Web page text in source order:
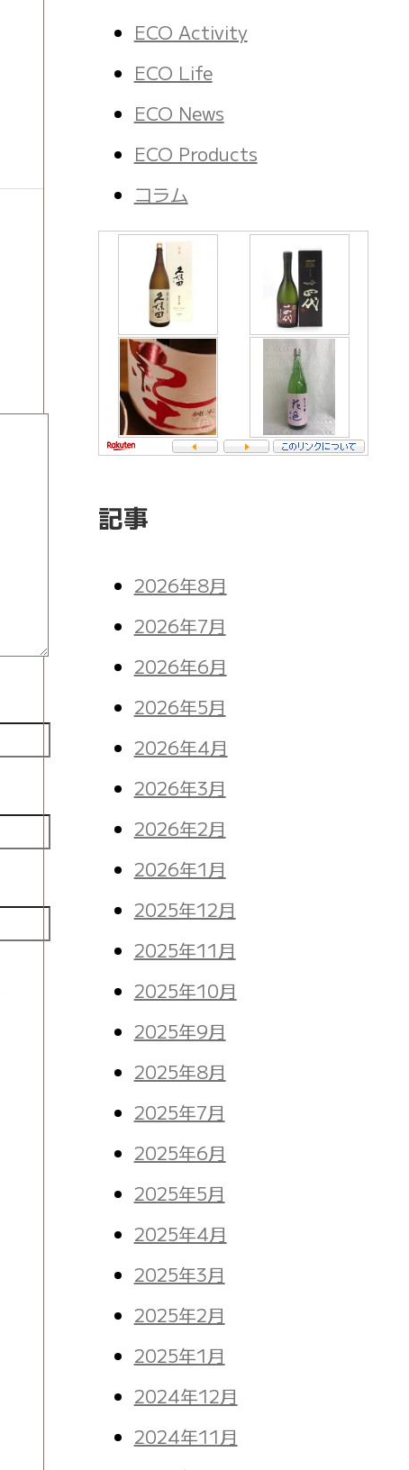
ECO Activity
ECO Life
ECO News
ECO Products
コラム
記事
2026年8月
2026年7月
2026年6月
2026年5月
2026年4月
2026年3月
2026年2月
2026年1月
2025年12月
2025年11月
2025年10月
2025年9月
2025年8月
2025年7月
2025年6月
2025年5月
2025年4月
2025年3月
2025年2月
2025年1月
2024年12月
2024年11月